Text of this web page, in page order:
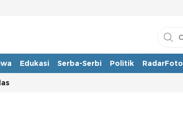
Edukasi Serba-Serbi Politik RadarFoto